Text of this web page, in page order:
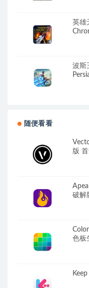
英雄
波斯
随便看看
版
破解
色板